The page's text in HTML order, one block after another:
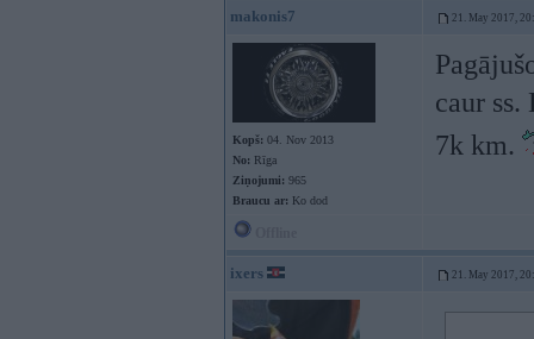
makonis7 21. May 2017,
Kopš: 04. Nov 2013
No: Rīga
Ziņojumi: 965
Braucu ar: Ko dod
caur ss.
7k km.
ixers 21. May 2017,